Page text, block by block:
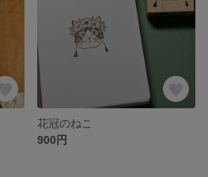
花冠のねこ
900円